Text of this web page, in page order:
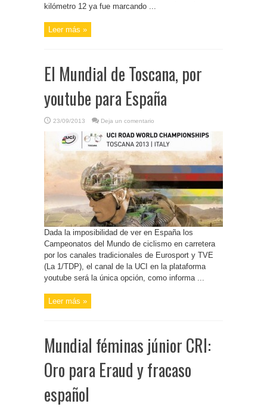
kilómetro 12 ya fue marcando ...
Leer más »
El Mundial de Toscana, por
youtube para España
23/09/2013 Deja un comentario
Dada la imposibilidad de ver en España los
Campeonatos del Mundo de ciclismo en carretera
por los canales tradicionales de Eurosport y TVE
(La 1/TDP), el canal de la UCI en la plataforma
youtube será la única opción, como informa ...
Leer más »
Mundial féminas júnior CRI:
Oro para Eraud y fracaso
español